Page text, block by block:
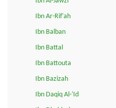
Ibn Ar-Rif'ah
Ibn Balban
Ibn Battal
Ibn Battouta
Ibn Bazizah
Ibn Daqiq Al-'Id